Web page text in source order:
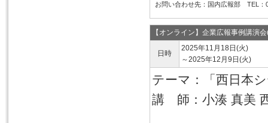
お問い合わせ先：国内広報部 TEL：
【オンライン】企業広報事例講演
日時
2025年11月18日(火)
～2025年12月9日(火)
テーマ：「西日本
講 師：小湊 真美